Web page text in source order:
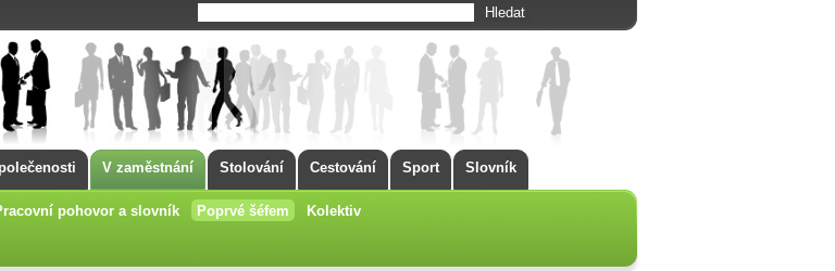
V zaměstnání Stolování Cestování Sport Slovník
pohovor a slovník Poprvé šéfem Kolektiv